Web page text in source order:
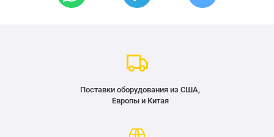
Поставки оборудования из США,
Европы и Китая